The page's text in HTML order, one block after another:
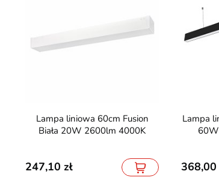
Lampa liniowa 60cm Fusion
Biała 20W 2600lm 4000K
247,10
Lampa liniowa LED ALIA 150cm
368,00